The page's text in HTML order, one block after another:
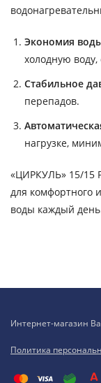
Экономия
холодную
Стабильное
перепадов.
нагрузке,
«ЦИРКУЛЬ» 15/15
для комфортного
воды каждый
Интернет-магазин
Политика